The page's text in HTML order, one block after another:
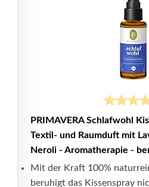
PRIMAVERA Schlafwohl
Textil- und Raumduft mit
Neroli - Aromatherapie -
Mit der Kraft 100%
beruhigt das Kissenspray